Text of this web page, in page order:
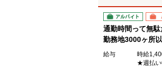
アルバイト パー
通勤時間って無
勤務地3000ヶ所
給与
時給
★週払い